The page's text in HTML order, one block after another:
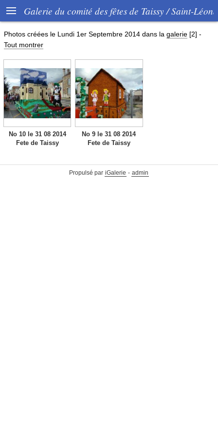
 Galerie du comité des fêtes de Taissy / Saint-
Photos créées le Lundi 1er Septembre 2014 dans la galerie [2] -
Tout montrer
No 10 le 31 08 2014
Fete de Taissy
No 9 le 31 08 2014
Fete de Taissy
Propulsé par iGalerie - admin